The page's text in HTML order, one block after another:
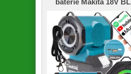
baterie Makita 18V